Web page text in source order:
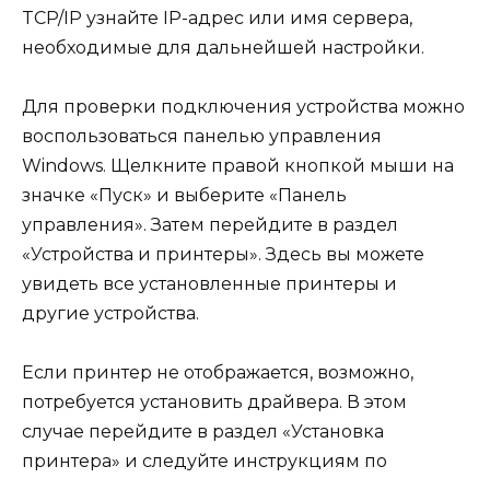
TCP/IP узнайте IP-адрес или имя сервера,
необходимые для дальнейшей настройки.
Для проверки подключения устройства можно
воспользоваться панелью управления
Windows. Щелкните правой кнопкой мыши на
значке «Пуск» и выберите «Панель
управления». Затем перейдите в раздел
«Устройства и принтеры». Здесь вы можете
увидеть все установленные принтеры и
другие устройства.
Если принтер не отображается, возможно,
потребуется установить драйвера. В этом
случае перейдите в раздел «Установка
принтера» и следуйте инструкциям по